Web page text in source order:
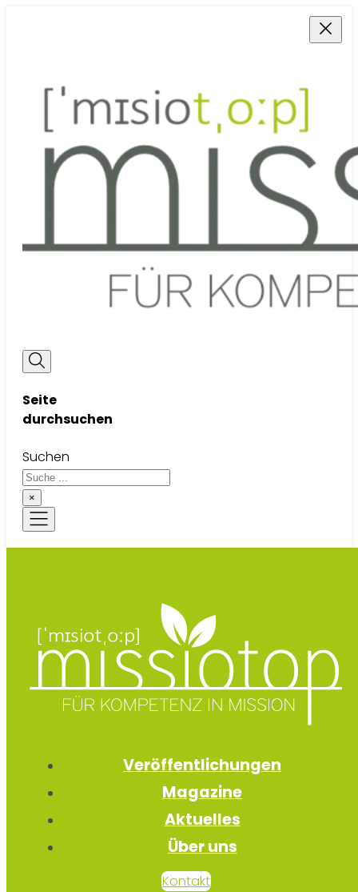
Seite
durchsuchen
Suchen
×
Veröffentlichungen
Magazine
Aktuelles
Über uns
Kontakt